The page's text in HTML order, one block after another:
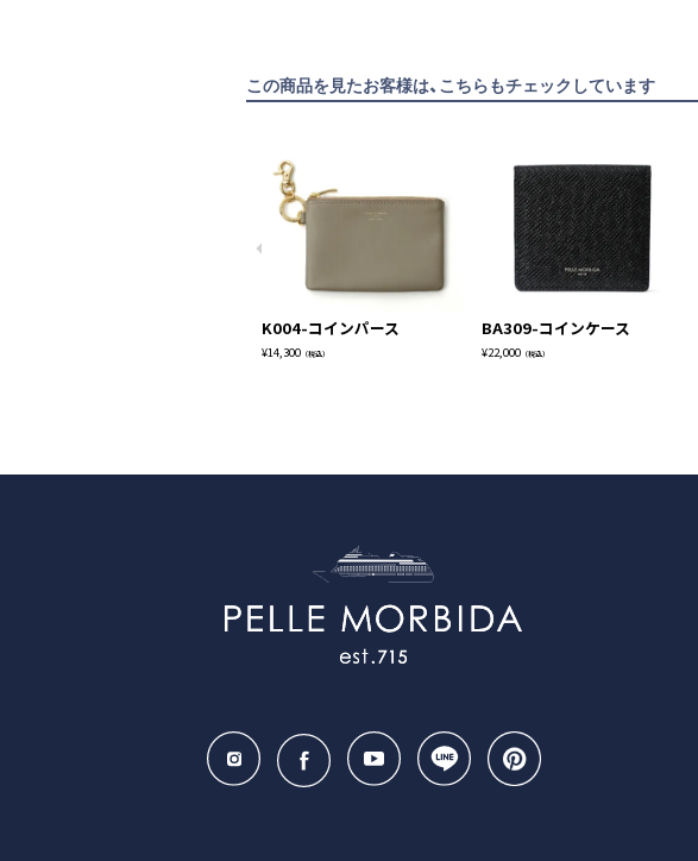
この商品を見たお客様は、こちらもチェックしています
K004-コインパース
¥14,300（税込）
BA309-コインケース
¥22,000（税込）